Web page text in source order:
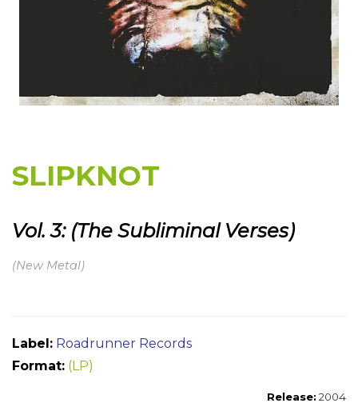
SLIPKNOT
Vol. 3: (The Subliminal Verses)
(New Metal)
Label: Roadrunner Records
Format: (LP)
Release: 2004